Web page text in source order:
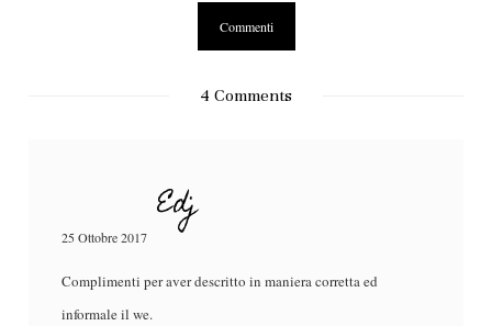
4 Comments
Edj
25 Ottobre 2017
Complimenti per aver descritto in maniera corretta ed
informale il we.